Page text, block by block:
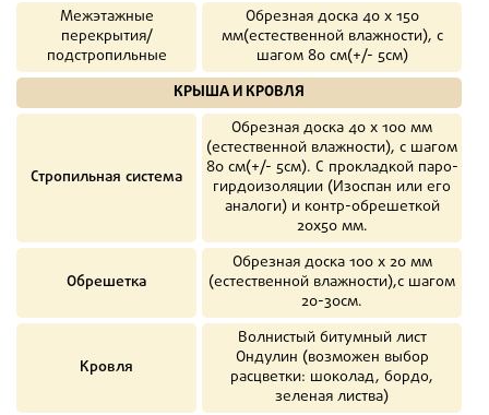
Межэтажные
перекрытия/
подстропильные
Обрезная доска 40 х 150
мм(естественной влажности), с
шагом 80 см(+/- 5см)
КРЫША И КРОВЛЯ
Стропильная система
Обрезная доска 40 х 100 мм
(естественной влажности), с шагом
80 см(+/- 5см). С прокладкой паро-
гирдоизоляции (Изоспан или его
аналоги) и контр-обрешеткой
20х50 мм.
Обрешетка
Обрезная доска 100 х 20 мм
(естественной влажности),с шагом
20-30см.
Кровля
Волнистый битумный лист
Ондулин (возможен выбор
расцветки: шоколад, бордо,
зеленая листва)